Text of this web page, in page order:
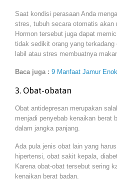
Saat kondisi perasaan Anda
stres, tubuh secara otomatis akan
Hormon tersebut juga dapat
tidak sedikit orang yang
labil atau stres membuatnya
Baca juga : 9 Manfaat Jamur
3. Obat-obatan
Obat antidepresan merupakan
menjadi penyebab kenaikan berat
dalam jangka panjang.
Ada pula jenis obat lain yang
hipertensi, obat sakit kepala,
Karena obat-obat tersebut sering
kenaikan berat badan.